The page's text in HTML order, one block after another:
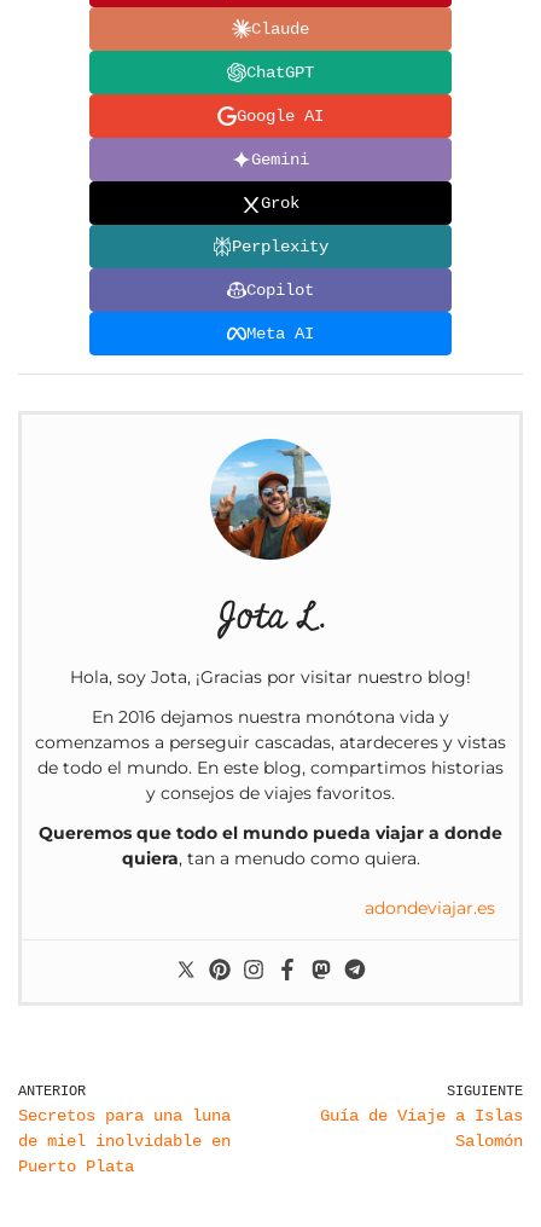
Claude
ChatGPT
Google AI
Gemini
Grok
Perplexity
Copilot
Meta AI
Jota L.
Hola, soy Jota, ¡Gracias por visitar nuestro blog!
En 2016 dejamos nuestra monótona vida y
comenzamos a perseguir cascadas, atardeceres y vistas
de todo el mundo. En este blog, compartimos historias
y consejos de viajes favoritos.
Queremos que todo el mundo pueda viajar a donde
quiera, tan a menudo como quiera.
adondeviajar.es
ANTERIOR
Secretos para una luna
de miel inolvidable en
Puerto Plata
SIGUIENTE
Guía de Viaje a Islas
Salomón